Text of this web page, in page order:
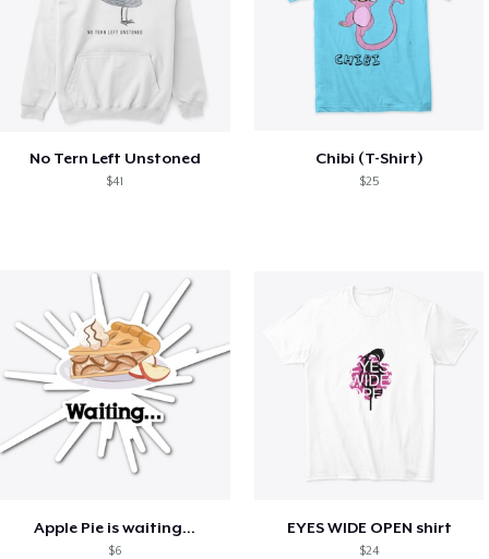
No Tern Left Unstoned
$41
Chibi (T-Shirt)
$25
Apple Pie is waiting...
$6
EYES WIDE OPEN shirt
$24